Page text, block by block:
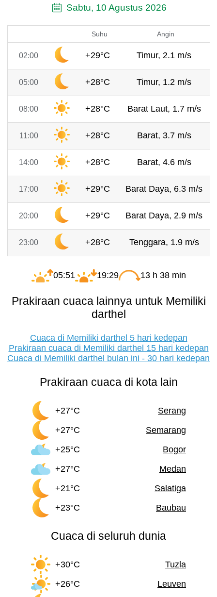
Sabtu, 10 Agustus 2026
Suhu Angin
02:00 +29°C Timur, 2.1 m/s
05:00 +28°C Timur, 1.2 m/s
08:00 +28°C Barat Laut, 1.7 m/s
11:00 +28°C Barat, 3.7 m/s
14:00 +28°C Barat, 4.6 m/s
17:00 +29°C Barat Daya, 6.3 m/s
20:00 +29°C Barat Daya, 2.9 m/s
23:00 +28°C Tenggara, 1.9 m/s
05:51 19:29 13 h 38 min
Prakiraan cuaca lainnya untuk Memiliki
darthel
Cuaca di Memiliki darthel 5 hari kedepan
Prakiraan cuaca di Memiliki darthel 15 hari kedepan
Cuaca di Memiliki darthel bulan ini - 30 hari kedepan
Prakiraan cuaca di kota lain
+27°C
Serang
+27°C
Semarang
+25°C
Bogor
+27°C
Medan
+21°C
Salatiga
+23°C
Baubau
Cuaca di seluruh dunia
+30°C
Tuzla
+26°C
Leuven